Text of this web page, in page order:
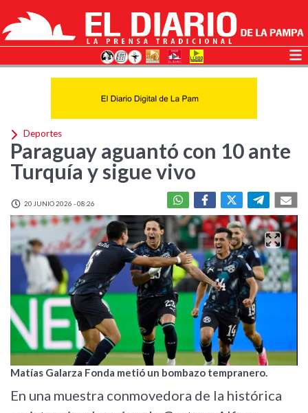
Deportes
Paraguay aguantó con 10 ante
Turquía y sigue vivo
20 JUNIO 2026 - 08:26
Matías Galarza Fonda metió un bombazo tempranero.
En una muestra conmovedora de la histórica